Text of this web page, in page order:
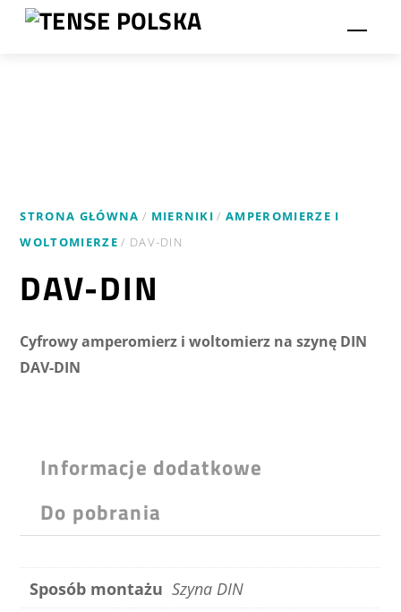
Przejdź
STRONA GŁÓWNA / MIERNIKI /AMPEROMIERZE I
WOLTOMIERZE/ DAV-DIN
DAV-DIN
Cyfrowy amperomierz i woltomierz na szynę DIN
DAV-DIN
Informacje dodatkowe
Do pobrania
Sposób montażu Szyna DIN